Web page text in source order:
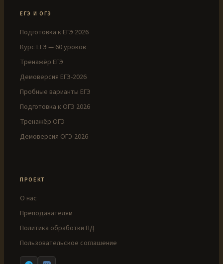
ЕГЭ И ОГЭ
Подготовка к ЕГЭ 2026
Курс ЕГЭ — 60 уроков
Тренажёр ЕГЭ
Демоверсия ЕГЭ-2026
Пробные варианты ЕГЭ
Подготовка к ОГЭ 2026
Тренажёр ОГЭ
Демоверсия ОГЭ-2026
ПРОЕКТ
О нас
Преподавателям
Политика обработки ПД
Пользовательское соглашение